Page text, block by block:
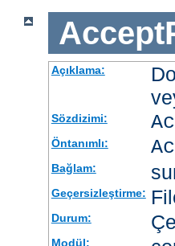
Açıklama:
Sözdizimi:
Öntanımlı:
Bağlam:
Geçersizleştirme:
Durum:
Modül: